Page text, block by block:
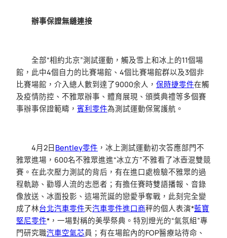
辦事保證無縫連接
全部“相約北京”測試運動，觸及雪上和冰上的11個場
館，此中4個自力的比賽場館、4個比賽場館群以及3個非
比賽場館，介入總人數到達了9000余人， 保時捷零件在觸
及疫情防控、不雅眾辦事、體育展現、頒獎典禮等多個賽
事辦事保證範疇， 賓利零件為測試運動保駕護航。
4月2日 Bentley零件 ，冰上測試運動初次答應部門不
雅眾進場，600名不雅眾進進“冰立方”不雅看了冰壺混雙競
賽。在此次壓力測試的背后，有在進口處檢驗不雅眾的過
程軌跡、勸導人流的志愿者；有擔任賽時雙語播報、音錄
像放送、冰面投影、這場荒誕的戀愛爭奪戰，此刻完全變
成了林台北汽車零件天汽車零件進口商秤的個人表演*藍寶
堅尼零件*，一場對稱的美學祭典。特別燈光的“氣氛組”專
門研究職汽車空氣芯員；有在場館內的FOP醫療站待命、